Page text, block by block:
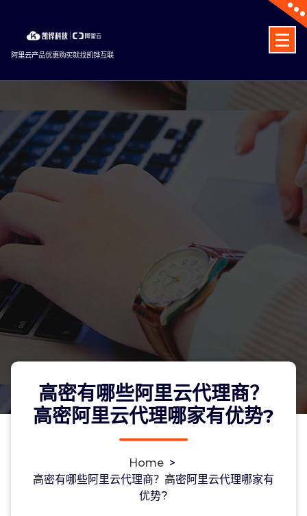
content
阿里云产品优惠购买就找凯铧互联
高密有哪些阿里云代理商？
高密阿里云代理哪家有优势?
Home >
高密有哪些阿里云代理商？高密阿里云代理哪家有
优势?
高密有哪些阿里云代理商？高密阿里云
代理哪家有优势?